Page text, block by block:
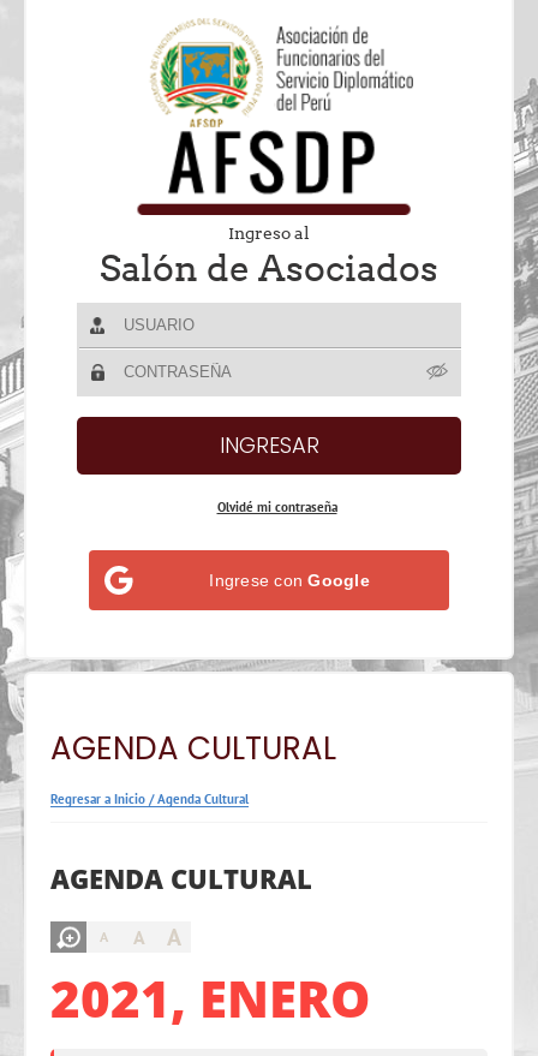
Ingreso al
Salón de Asociados
Olvidé mi contraseña
Ingrese conGoogle
AGENDA CULTURAL
Regresar a Inicio /Agenda Cultural
AGENDA CULTURAL
A A A
2021, ENERO